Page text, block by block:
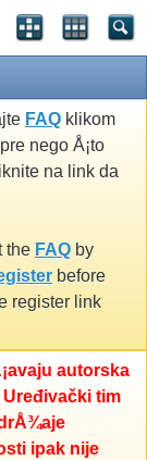
FAQ klikom
pre nego Å¡to
na link da
the FAQ by
before
register link
autorska
tim
ipak nije